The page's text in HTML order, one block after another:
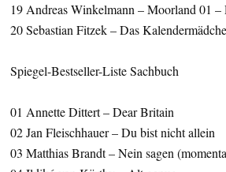
19 Andreas Winkelmann – Moorland 01
20 Sebastian Fitzek – Das
Spiegel-Bestseller-Liste Sachbuch
01 Annette Dittert – Dear Britain
02 Jan Fleischhauer – Du bist nicht allein
03 Matthias Brandt – Nein sagen